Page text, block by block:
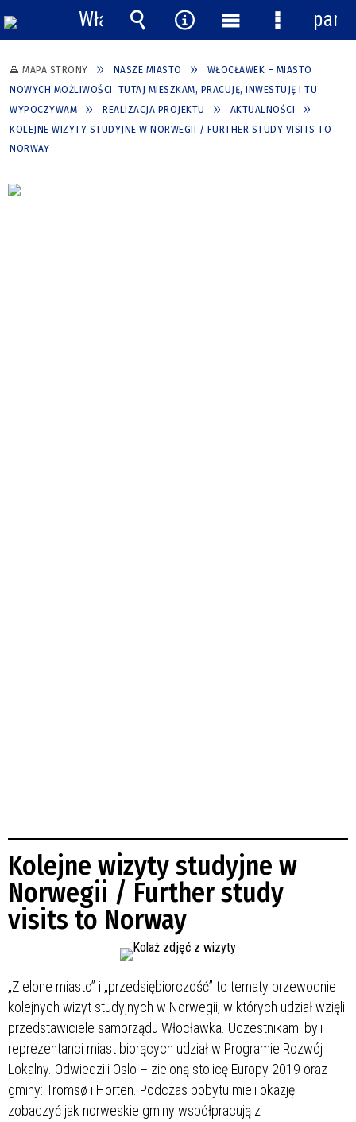
MAPA STRONY NASZE MIASTO
WŁOCŁAWEK – MIASTO
NOWYCH MOŻLIWOŚCI. TUTAJ MIESZKAM, PRACUJĘ, INWESTUJĘ I TU
WYPOCZYWAM
REALIZACJA PROJEKTU
AKTUALNOŚCI
KOLEJNE WIZYTY STUDYJNE W NORWEGII / FURTHER STUDY VISITS TO
NORWAY
Kolejne wizyty studyjne w
Norwegii / Further study
visits to Norway
„Zielone miasto” i „przedsiębiorczość” to tematy przewodnie
kolejnych wizyt studyjnych w Norwegii, w których udział wzięli
przedstawiciele samorządu Włocławka. Uczestnikami byli
reprezentanci miast biorących udział w Programie Rozwój
Lokalny. Odwiedzili Oslo – zieloną stolicę Europy 2019 oraz
gminy: Tromsø i Horten. Podczas pobytu mieli okazję
zobaczyć jak norweskie gminy współpracują z
Włącz
powiadomienia
Wyszukiwarka
Narzędzia
Menu
główne
Menu
panel